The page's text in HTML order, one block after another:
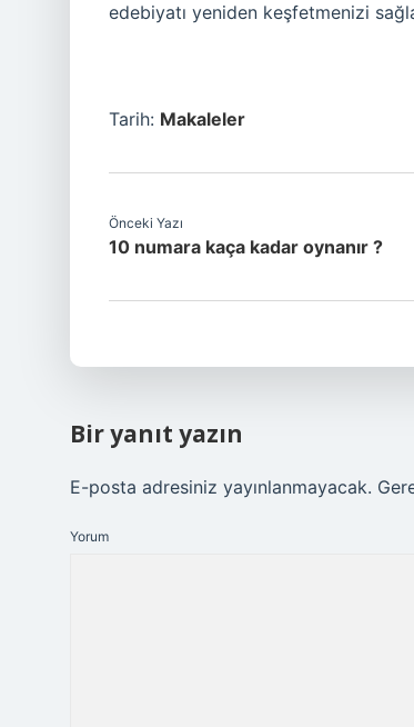
edebiyatı yeniden keşfetmenizi
Tarih: Makaleler
Önceki Yazı
10 numara kaça kadar oynanır ?
Bir yanıt yazın
E-posta adresiniz yayınlanmayacak.
Yorum